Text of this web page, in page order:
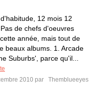
12 mois 12
de chefs d'oeuvres
année, mais tout de
beaux albums. 1. Arcade
Suburbs', parce qu'il...
2010 par
Themblueeyes